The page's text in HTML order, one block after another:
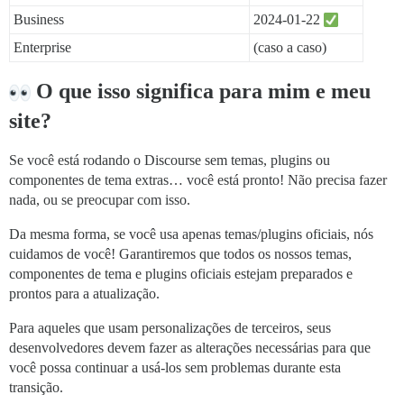
Business
2024-01-22
Enterprise
(caso a caso)
O que isso significa para mim e meu
site?
Se você está rodando o Discourse sem temas, plugins ou
componentes de tema extras… você está pronto! Não precisa fazer
nada, ou se preocupar com isso.
Da mesma forma, se você usa apenas temas/plugins oficiais, nós
cuidamos de você! Garantiremos que todos os nossos temas,
componentes de tema e plugins oficiais estejam preparados e
prontos para a atualização.
Para aqueles que usam personalizações de terceiros, seus
desenvolvedores devem fazer as alterações necessárias para que
você possa continuar a usá-los sem problemas durante esta
transição.